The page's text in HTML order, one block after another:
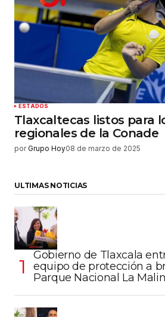
ESTADOS
Tlaxcaltecas listos para
regionales de la Conade
por Grupo Hoy08 de marzo de 2025
ULTIMAS NOTICIAS
Gobierno de Tlaxcala
equipo de protección a
Parque Nacional La